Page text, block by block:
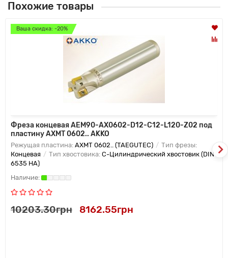
Похожие товары
Ваша скидка: -20%
Фреза концевая AEM90-AX0602-D12-C12-L120-Z02 под
пластину AXMT 0602.. AKKO
Режущая пластина: AXMT 0602.. (TAEGUTEC)
Тип фрезы:
Концевая
Тип хвостовика: C-Цилиндрический хвостовик (DIN
6535 HA)
10203.30грн 8162.55грн